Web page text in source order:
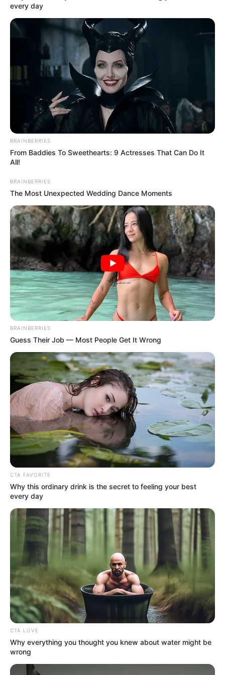
András legújabb publicisztikájára, amely „Viktorra
várunk” címmel jelent meg. A Demokrata
főszerkesztője írásában a jobboldal jövőjéről,
valamint egy új patrióta összefogás lehetőségéről
értekezett.
Bencsik András szerint ideje lehet háttérbe
szorítani a hagyományos „jobboldal” megnevezést,
és helyette inkább a „patrióta” kifejezést használni.
Véleménye szerint a jelenlegi politikai helyzetben
kulcskérdés, hogy az azonos értékrendű szereplők
együttműködésre törekednek-e, vagy külön utakon
próbálnak boldogulni. Úgy fogalmazott
„Aki külön készül, biztosan elbukik.”
every day
BRAINBERRIES
From Baddies To Sweethearts: 9 Actresses That Can Do It
All!
BRAINBERRIES
The Most Unexpected Wedding Dance Moments
BRAINBERRIES
Guess Their Job — Most People Get It Wrong
CTA FAVORITE
Why this ordinary drink is the secret to feeling your best
every day
CTA LOVE
Why everything you thought you knew about water might be
wrong